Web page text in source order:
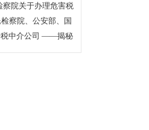
察院关于办理危害税
干问题的解释
察院、公安部、国
于适用认罪认罚从
税中介公司 ——揭秘
询有限公司帮助其